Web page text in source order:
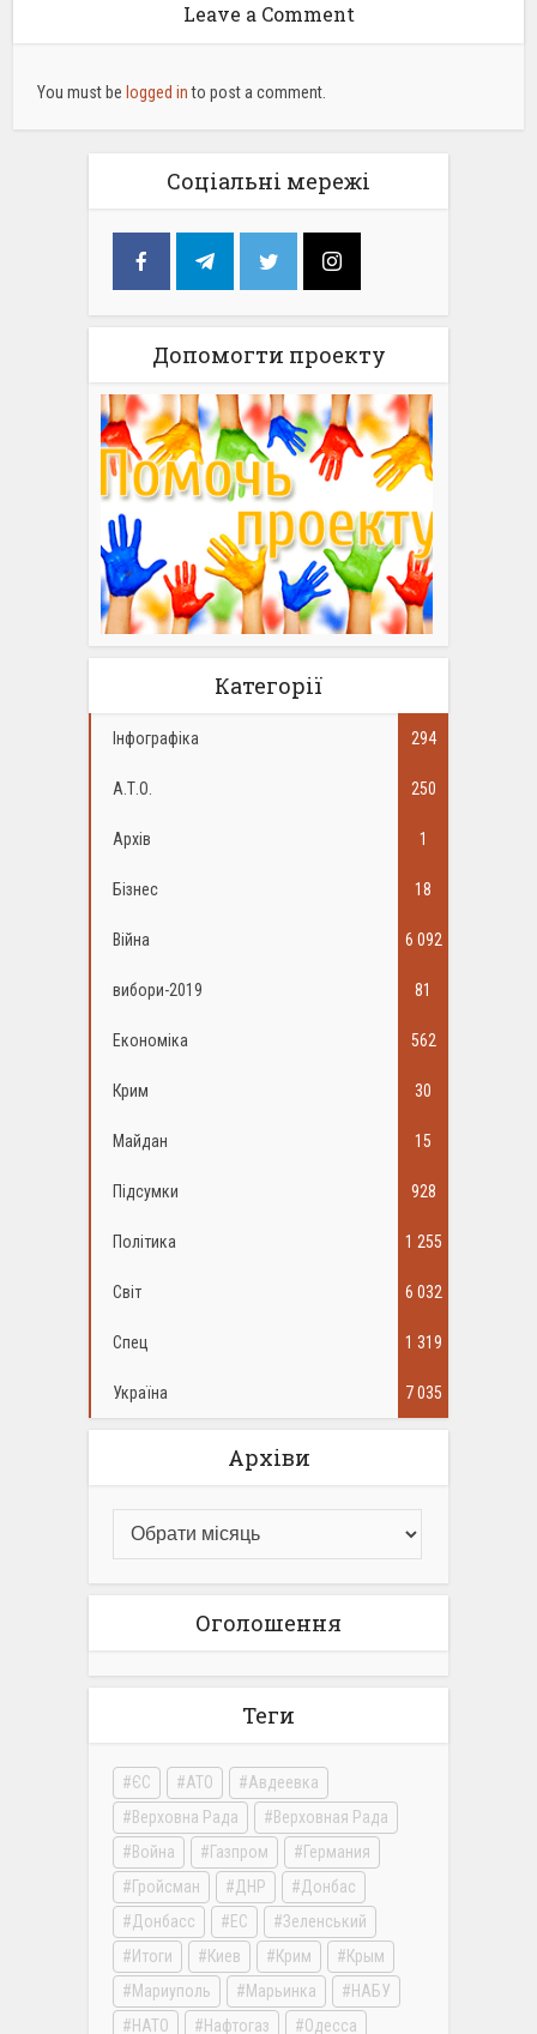
Leave a Comment
You must be logged into post a comment.
Соціальні мережі
Допомогти проекту
Категорії
Інфографіка 294
А.Т.О. 250
Архів 1
Бізнес 18
Війна 6 092
вибори-2019 81
Економіка 562
Крим 30
Майдан 15
Підсумки 928
Політика 1 255
Світ 6 032
Спец 1 319
Україна 7 035
Архіви
Оголошення
Теги
ЄС АТО
Авдеевка
Верховна Рада
Верховная Рада
Война
Газпром
Германия
Гройсман
ДНР
Донбас
Донбасс
ЕС
Зеленський
Итоги
Киев Крим
Крым
Мариуполь
Марьинка
НАБУ
НАТО
Нафтогаз Одесса